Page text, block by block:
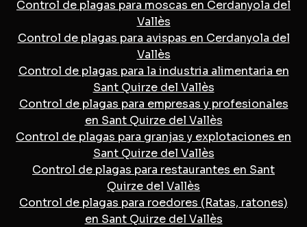
Control de plagas para moscas en Cerdanyola del
Vallès
Control de plagas para avispas en Cerdanyola del
Vallès
Control de plagas para la industria alimentaria en
Sant Quirze del Vallès
Control de plagas para empresas y profesionales
en Sant Quirze del Vallès
Control de plagas para granjas y explotaciones en
Sant Quirze del Vallès
Control de plagas para restaurantes en Sant
Quirze del Vallès
Control de plagas para roedores (Ratas, ratones)
en Sant Quirze del Vallès